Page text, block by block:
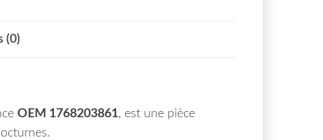
(0)
OEM 1768203861, est une pièce